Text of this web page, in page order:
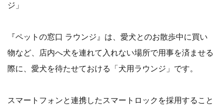
ジ」
『ペットの窓口 ラウンジ』は、愛犬とのお散歩中に買い
物など、店内へ犬を連れて入れない場所で用事を済ませる
際に、愛犬を待たせておける「犬用ラウンジ」です。
スマートフォンと連携したスマートロックを採用すること